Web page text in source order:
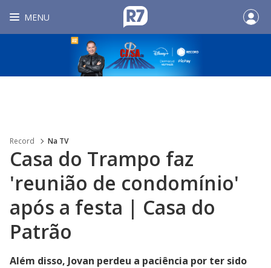
MENU
Record Na TV
Casa do Trampo faz
'reunião de condomínio'
após a festa | Casa do
Patrão
Além disso, Jovan perdeu a paciência por ter sido